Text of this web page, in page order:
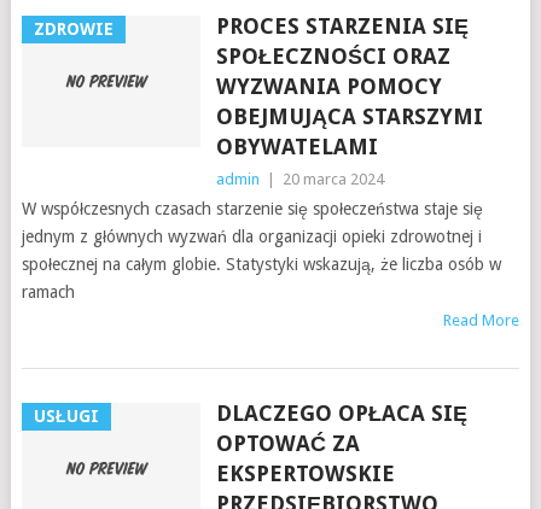
ZDROWIE
PROCES STARZENIA SIĘ
SPOŁECZNOŚCI ORAZ
WYZWANIA POMOCY
OBEJMUJĄCA STARSZYMI
OBYWATELAMI
admin 20 marca 2024
W współczesnych czasach starzenie się społeczeństwa staje się
jednym z głównych wyzwań dla organizacji opieki zdrowotnej i
społecznej na całym globie. Statystyki wskazują, że liczba osób w
ramach
Read More
USŁUGI
DLACZEGO OPŁACA SIĘ
OPTOWAĆ ZA
EKSPERTOWSKIE
PRZEDSIĘBIORSTWO